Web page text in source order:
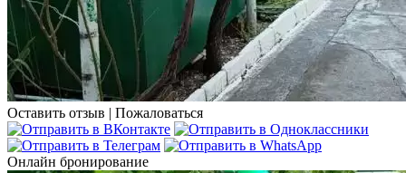
Оставить отзыв | Пожаловаться
Онлайн бронирование